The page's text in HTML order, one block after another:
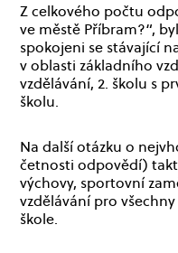
Z celkového počtu
ve městě Příbram?“,
spokojeni se stávající
v oblasti základního
vzdělávání, 2. školu s
Na další otázku o
četnosti odpovědí)
výchovy, sportovní
vzdělávání pro